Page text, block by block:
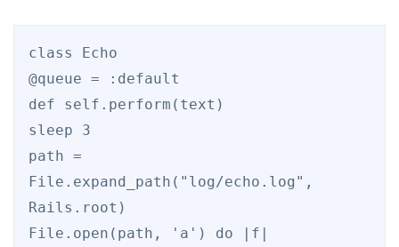
class
Echo
@queue =
:default
def
self . perform (text)
sleep 3
File .expand_path( " log/echo.log "
Rails
File .open(path, ' a ' ) do | f |